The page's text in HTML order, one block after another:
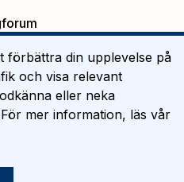
förbättra din upplevelse på
och visa relevant
eller neka
mer information, läs vår